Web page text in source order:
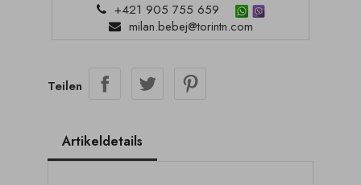
+421 905 755 659
milan.bebej@torintn.com
Teilen
Artikeldetails